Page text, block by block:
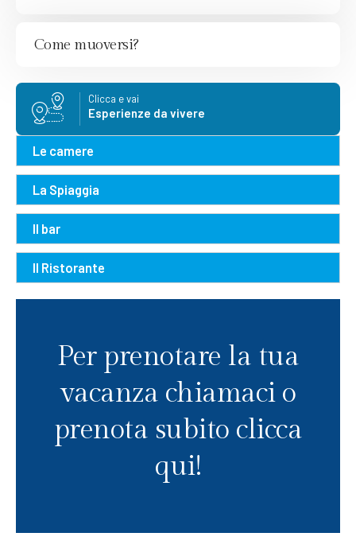
Come muoversi?
Clicca e vai
Esperienze da vivere
Le camere
La Spiaggia
Il bar
Il Ristorante
Per prenotare la tua
vacanza chiamaci o
prenota subito clicca
qui!